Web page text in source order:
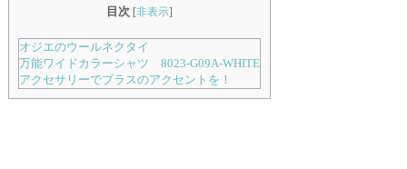
目次 [非表示]
オジエのウールネクタイ
万能ワイドカラーシャツ 8023-G09A-WHITE
アクセサリーでプラスのアクセントを！